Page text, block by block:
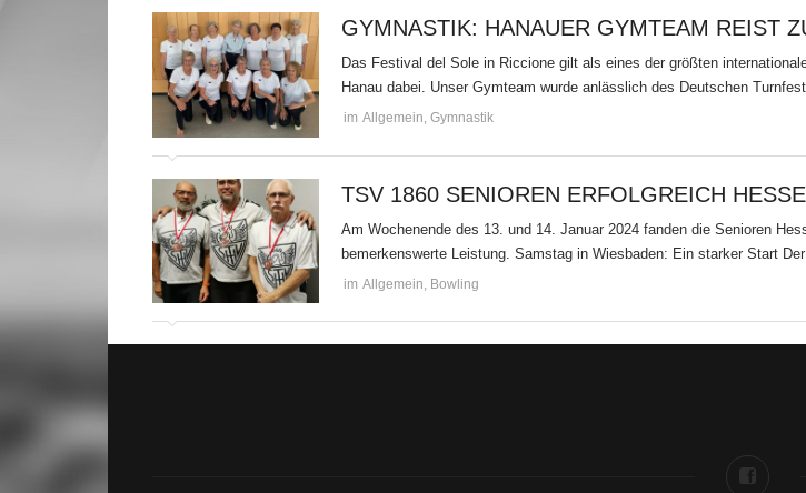
GYMNASTIK: HANAUER GYMTEAM REIST
Das Festival del Sole in Riccione gilt als eines der größten
Hanau dabei. Unser Gymteam wurde anlässlich des Deutschen
im Allgemein, Gymnastik
TSV 1860 SENIOREN ERFOLGREICH
Am Wochenende des 13. und 14. Januar 2024 fanden die Senioren
bemerkenswerte Leistung. Samstag in Wiesbaden: Ein starker Start
im Allgemein Bowling